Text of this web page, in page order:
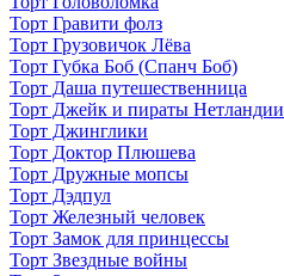
Торт Гравити фолз
Торт Грузовичок Лёва
Торт Губка Боб (Спанч Боб)
Торт Даша путешественница
Торт Джейк и пираты Нетландии
Торт Джинглики
Торт Доктор Плюшева
Торт Дружные мопсы
Торт Дэдпул
Торт Железный человек
Торт Замок для принцессы
Торт Звездные войны